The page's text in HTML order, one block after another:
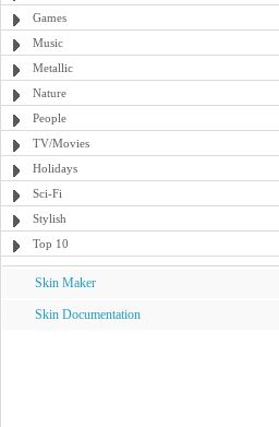
Games
Music
Metallic
Nature
People
TV/Movies
Holidays
Sci-Fi
Stylish
Top 10
Skin Maker
Skin Documentation